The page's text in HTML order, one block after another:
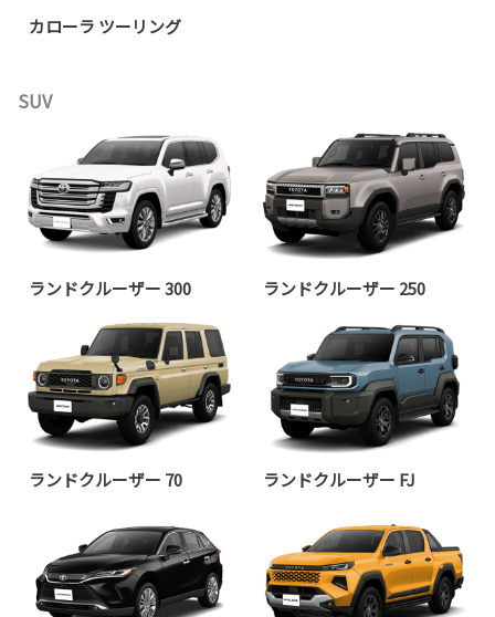
カローラ ツーリング
SUV
ランドクルーザー 300 ランドクルーザー 250
ランドクルーザー 70 ランドクルーザー FJ